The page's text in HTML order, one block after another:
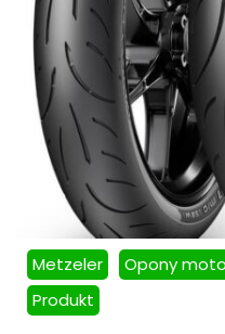
Metzeler
Opony
Produkt